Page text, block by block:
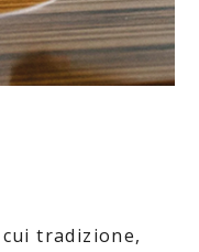
tradizione,